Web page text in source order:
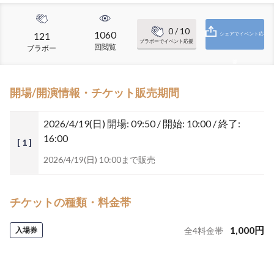
121
ブラボー
1060
回閲覧
0/ 10
ブラボーでイベント応援
シェアでイベント応
開場/開演情報・チケット販売期間
[ 1 ]
2026/4/19(日) 開場: 09:50 / 開始: 10:00 / 終了:
16:00
2026/4/19(日) 10:00まで販売
チケットの種類・料金帯
入場券 全4料金帯 1,000円